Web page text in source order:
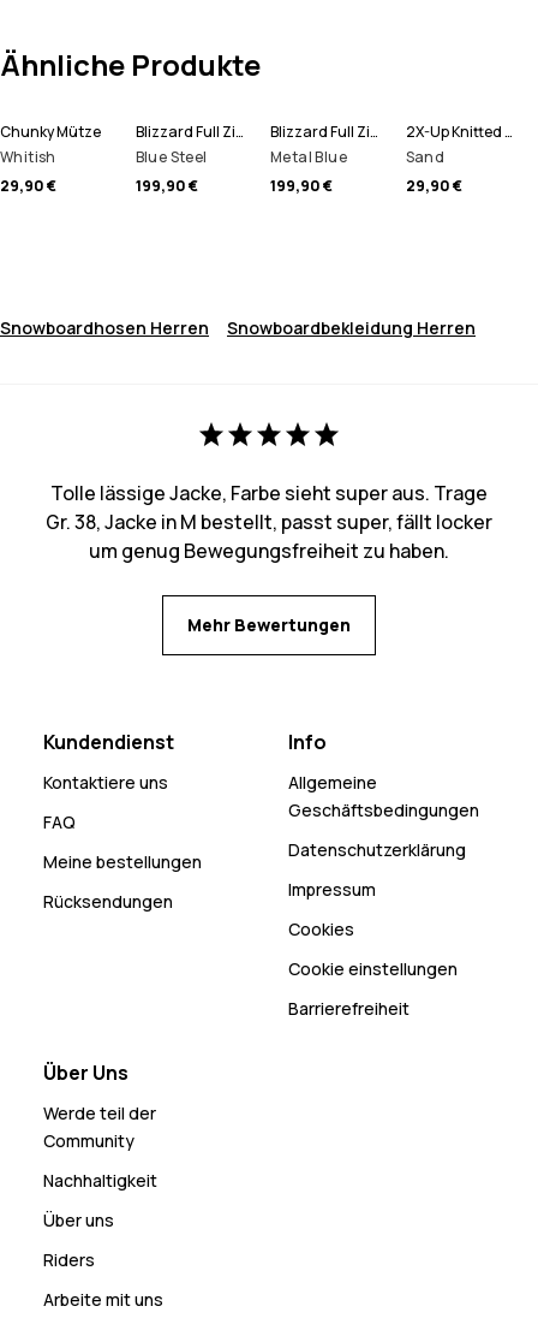
Ähnliche Produkte
Chunky Mütze
Whitish
29,90 €
Blizzard Full Zip Snowboardjacke Herren
Blue Steel
199,90 €
Blizzard Full Zip Skijacke Herren
Metal Blue
199,90 €
2X-Up Knitted Schlauchtuch
Sand
29,90 €
Snowboardhosen Herren Snowboardbekleidung Herren
Tolle lässige Jacke, Farbe sieht super aus. Trage
Gr. 38, Jacke in M bestellt, passt super, fällt locker
um genug Bewegungsfreiheit zu haben.
Mehr Bewertungen
Kundendienst
Kontaktiere uns
FAQ
Meine bestellungen
Rücksendungen
Info
Allgemeine
Geschäftsbedingungen
Datenschutzerklärung
Impressum
Cookies
Cookie einstellungen
Barrierefreiheit
Über Uns
Werde teil der
Community
Nachhaltigkeit
Über uns
Riders
Arbeite mit uns